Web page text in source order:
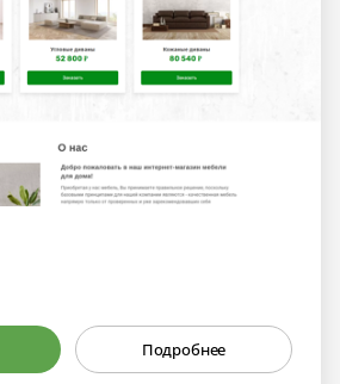
Подробнее